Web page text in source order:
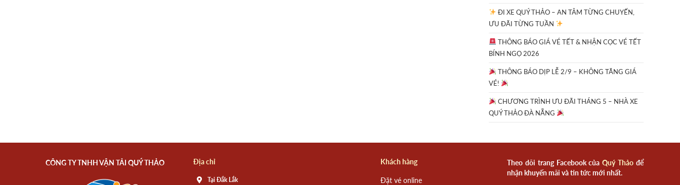
ĐI XE QUÝ THẢO – AN TÂM TỪNG CHUYẾN,
ƯU ĐÃI TỪNG TUẦN
THÔNG BÁO GIÁ VÉ TẾT & NHẬN CỌC VÉ TẾT
BÍNH NGỌ 2026
THÔNG BÁO DỊP LỄ 2/9 – KHÔNG TĂNG GIÁ
VÉ!
CHƯƠNG TRÌNH ƯU ĐÃI THÁNG 5 – NHÀ XE
QUÝ THẢO ĐÀ NẴNG
CÔNG TY TNHH VẬN TẢI QUÝ THẢO Địa chỉ
Tại Đắk Lắk
Khách hàng
Đặt vé online
Theo dõi trang Facebook củaQuý Thảo để
nhận khuyến mãi và tin tức mới nhất.